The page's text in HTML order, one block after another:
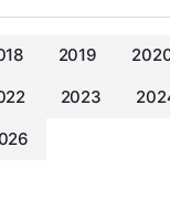
2019
2023